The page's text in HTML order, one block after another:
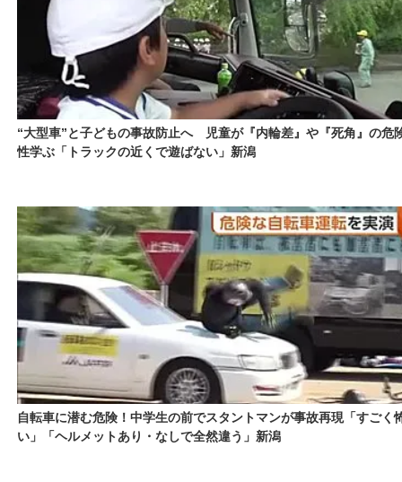
“大型車”と子どもの事故防止へ 児童が『内輪差』や『死角』の危
性学ぶ「トラックの近くで遊ばない」新潟
自転車に潜む危険！中学生の前でスタントマンが事故再現「すごく
い」「ヘルメットあり・なしで全然違う」新潟